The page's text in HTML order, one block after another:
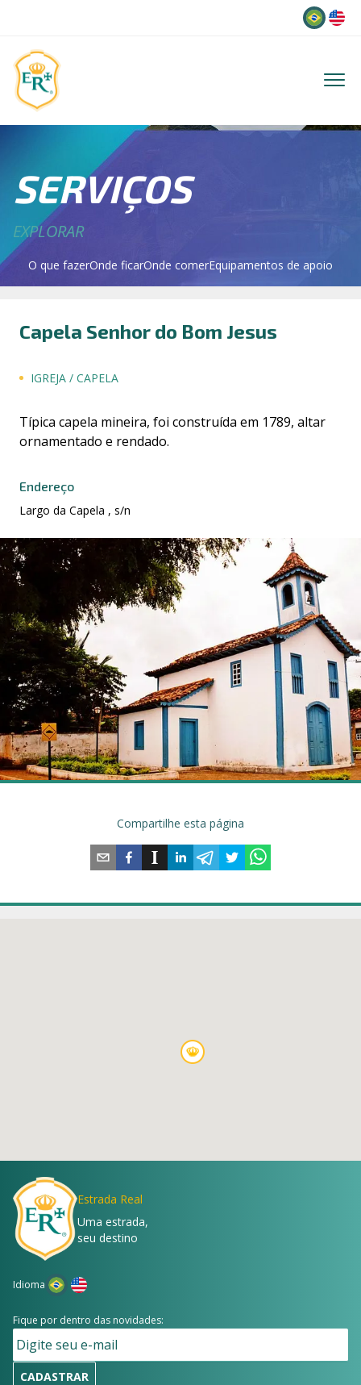
SERVIÇOS
EXPLORAR
O que fazerOnde ficarOnde comerEquipamentos de apoio
Capela Senhor do Bom Jesus
IGREJA / CAPELA
Típica capela mineira, foi construída em 1789, altar
ornamentado e rendado.
Endereço
Largo da Capela , s/n
Compartilhe esta página
Estrada Real
Uma estrada,
seu destino
Idioma
Fique por dentro das novidades:
CADASTRAR